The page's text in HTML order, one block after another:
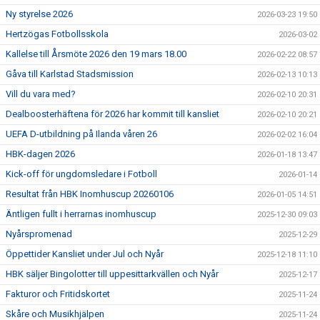
Ny styrelse 2026 2026-03-23 19:50
Hertzögas Fotbollsskola 2026-03-02
Kallelse till Årsmöte 2026 den 19 mars 18.00 2026-02-22 08:57
Gåva till Karlstad Stadsmission 2026-02-13 10:13
Vill du vara med? 2026-02-10 20:31
Dealboosterhäftena för 2026 har kommit till kansliet 2026-02-10 20:21
UEFA D-utbildning på Ilanda våren 26 2026-02-02 16:04
HBK-dagen 2026 2026-01-18 13:47
Kick-off för ungdomsledare i Fotboll 2026-01-14
Resultat från HBK Inomhuscup 20260106 2026-01-05 14:51
Äntligen fullt i herrarnas inomhuscup 2025-12-30 09:03
Nyårspromenad 2025-12-29
Öppettider Kansliet under Jul och Nyår 2025-12-18 11:10
HBK säljer Bingolotter till uppesittarkvällen och Nyår 2025-12-17
Fakturor och Fritidskortet 2025-11-24
Skåre och Musikhjälpen 2025-11-24